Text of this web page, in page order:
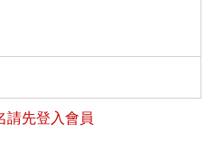
請先登入會員